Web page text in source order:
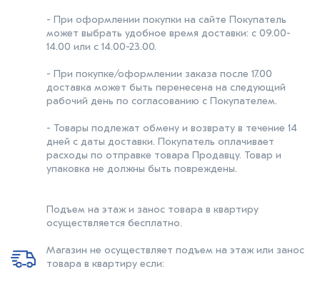
- При оформлении покупки на сайте Покупатель
может выбрать удобное время доставки: с 09.00-
14.00 или с 14.00-23.00.
- При покупке/оформлении заказа после 17.00
доставка может быть перенесена на следующий
рабочий день по согласованию с Покупателем.
- Товары подлежат обмену и возврату в течение 14
дней с даты доставки. Покупатель оплачивает
расходы по отправке товара Продавцу. Товар и
упаковка не должны быть повреждены.
Подъем на этаж и занос товара в квартиру
осуществляется бесплатно.
Магазин не осуществляет подъем на этаж или занос
товара в квартиру если: